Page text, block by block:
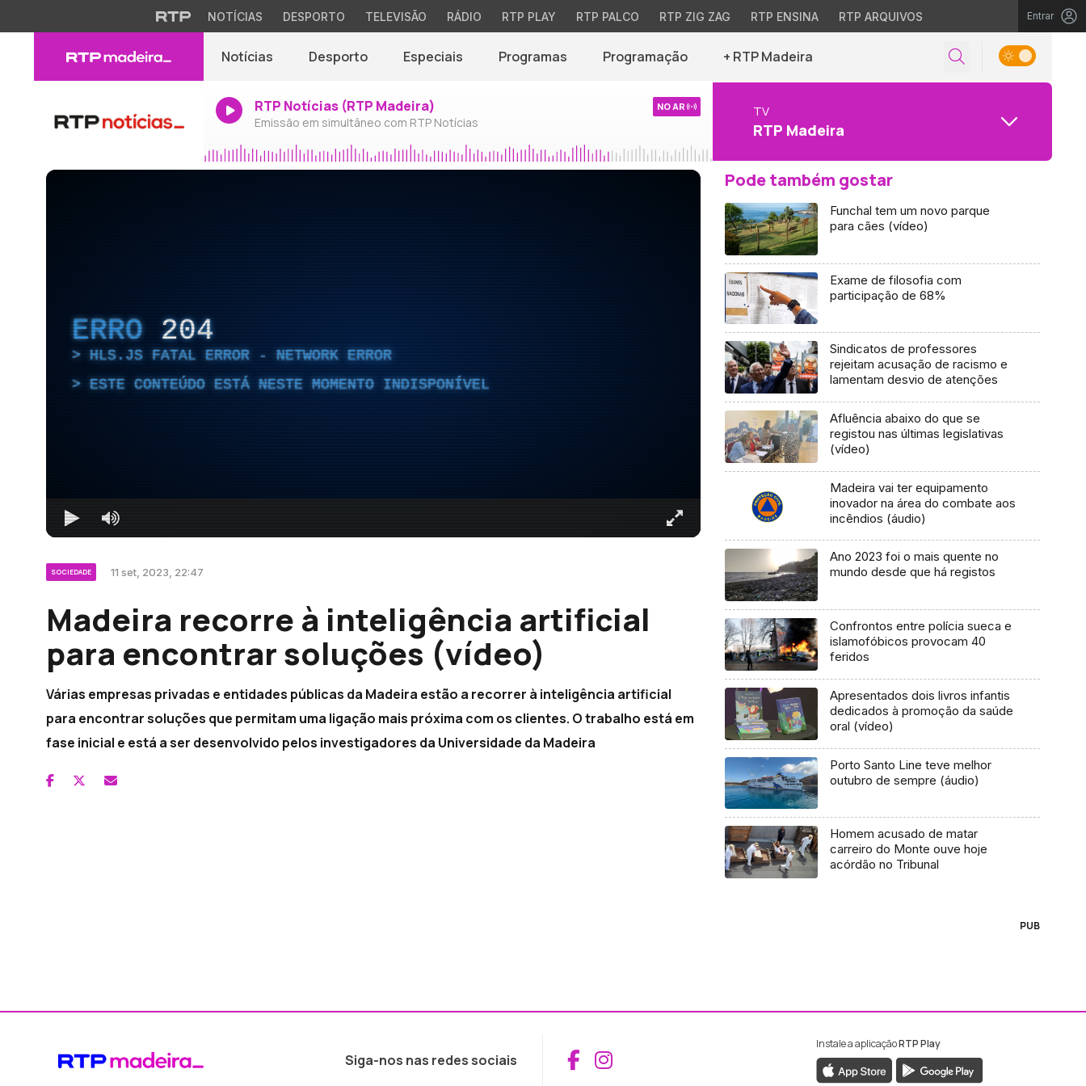
NOTÍCIAS DESPORTO TELEVISÃO RÁDIO RTP PLAY RTP PALCO RTP ZIG ZAG RTP ENSINA RTP ARQUIVOS Entrar
Notícias Desporto Especiais Programas Programação + RTP Madeira
RTP Notícias (RTP Madeira)
Emissão em simultâneo com RTP Notícias
NO AR TV
RTP Madeira
ERRO 204
HLS.JS FATAL ERROR - NETWORK ERROR
ESTE CONTEÚDO ESTÁ NESTE MOMENTO INDISPONÍVEL
SOCIEDADE 11 set, 2023, 22:47
Madeira recorre à inteligência artificial
para encontrar soluções (vídeo)
Várias empresas privadas e entidades públicas da Madeira estão a recorrer à inteligência artificial
para encontrar soluções que permitam uma ligação mais próxima com os clientes. O trabalho está em
fase inicial e está a ser desenvolvido pelos investigadores da Universidade da Madeira
Pode também gostar
Funchal tem um novo parque
para cães (vídeo)
Exame de filosofia com
participação de 68%
Sindicatos de professores
rejeitam acusação de racismo e
lamentam desvio de atenções
Afluência abaixo do que se
registou nas últimas legislativas
(vídeo)
Madeira vai ter equipamento
inovador na área do combate aos
incêndios (áudio)
Ano 2023 foi o mais quente no
mundo desde que há registos
Confrontos entre polícia sueca e
islamofóbicos provocam 40
feridos
Apresentados dois livros infantis
dedicados à promoção da saúde
oral (vídeo)
Porto Santo Line teve melhor
outubro de sempre (áudio)
Homem acusado de matar
carreiro do Monte ouve hoje
acórdão no Tribunal
PUB
Siga-nos nas redes sociais Aceder ao Facebook da RTP Madeira
Aceder ao Instagram da RTP Madeira
Instale a aplicaçãoRTP Play